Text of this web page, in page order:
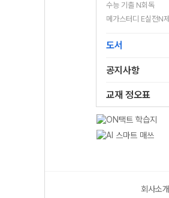
수능 기출 N회독
메가스터디 E실전N제
도서
공지사항
교재 정오표
회사소개